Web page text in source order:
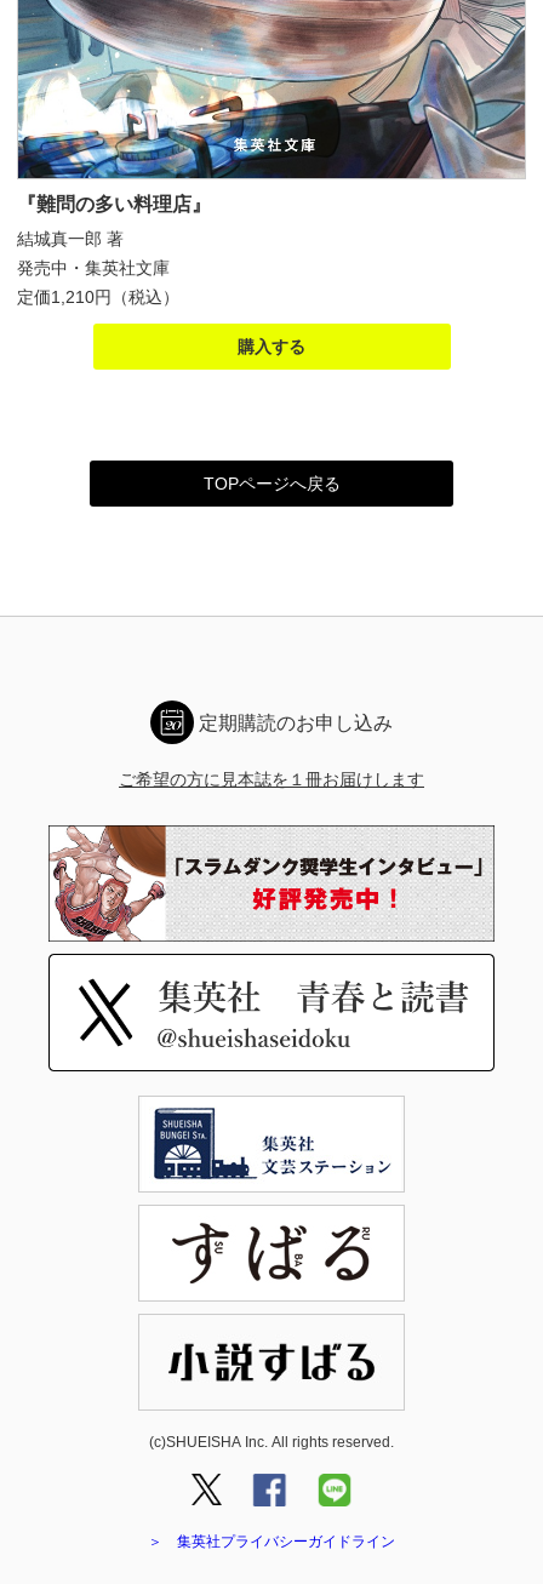
『難問の多い料理店』
結城真一郎 著
発売中・集英社文庫
定価1,210円（税込）
購入する
TOPページへ戻る
定期購読のお申し込み
ご希望の方に見本誌を１冊お届けします
(c)SHUEISHA Inc. All rights reserved.
＞ 集英社プライバシーガイドライン